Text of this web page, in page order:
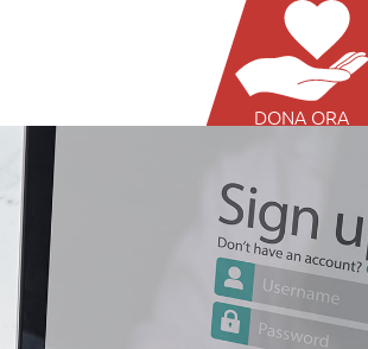
DONA ORA